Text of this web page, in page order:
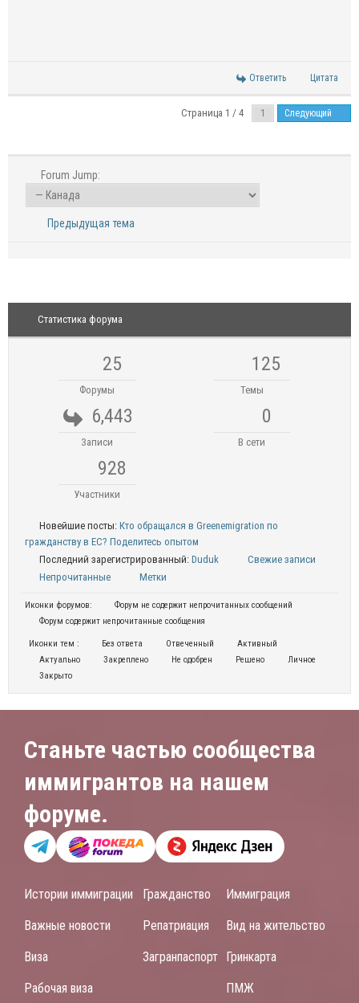
Ответить Цитата
Страница 1 / 4 Следующий
Forum Jump:
Предыдущая тема
Статистика форума
25
Форумы
125
Темы
6,443
Записи
0
В сети
928
Участники
Новейшие посты: Кто обращался в Greenemigration по
гражданству в ЕС? Поделитесь опытом
Последний зарегистрированный: Duduk
Свежие записи
Непрочитанные
Метки
Иконки форумов:
Форум не содержит непрочитанных сообщений
Форум содержит непрочитанные сообщения
Иконки тем : Без ответа Отвеченный
Активный
Актуально
Закреплено Не одобрен Решено
Личное
Закрыто
Станьте частью сообщества
иммигрантов на нашем
форуме.
Истории иммиграции
Важные новости
Виза
Рабочая виза
Гражданство
Репатриация
Загранпаспорт
Иммиграция
Вид на жительство
Гринкарта
ПМЖ